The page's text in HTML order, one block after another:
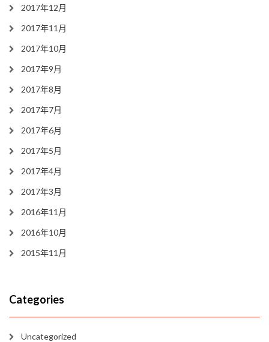
2017年12月
2017年11月
2017年10月
2017年9月
2017年8月
2017年7月
2017年6月
2017年5月
2017年4月
2017年3月
2016年11月
2016年10月
2015年11月
Categories
Uncategorized